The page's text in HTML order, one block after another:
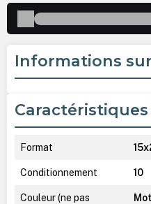
Informations
Format
Conditionnement 10
Couleur (ne pas